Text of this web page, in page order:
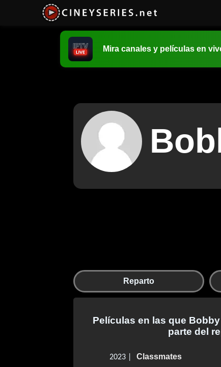
Mira canales y películas en
Reparto
Películas en las que
parte del
2023 | Classmates